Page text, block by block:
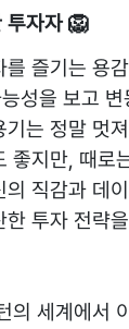
투자자 🦁
즐기는 용
성을 보고
는 정말 멋
좋지만, 때로
직감과 데
투자 전략
의 세계에서